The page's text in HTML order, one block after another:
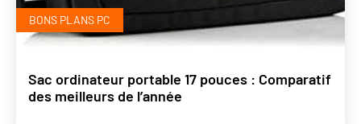
BONS PLANS PC
Sac ordinateur portable 17 pouces : Comparatif
des meilleurs de l’année